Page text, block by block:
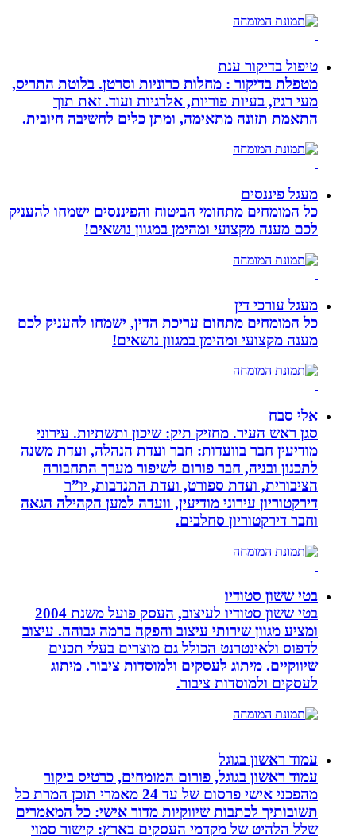
טיפול בדיקור ענת
מטפלת בדיקור : מחלות כרוניות וסרטן. בלוטת התריס,
מעי רגיז, בעיות פוריות, אלרגיות ועוד. זאת תוך
התאמת תזונה מתאימה, ומתן כלים לחשיבה חיובית.
מעגל פיננסים
כל המומחים מתחומי הביטוח והפיננסים ישמחו להעניק
לכם מענה מקצועי ומהימן במגוון נושאים!
מעגל עורכי דין
כל המומחים מתחום עריכת הדין, ישמחו להעניק לכם
מענה מקצועי ומהימן במגוון נושאים!
אלי סבח
סגן ראש העיר. מחזיק תיק: שיכון ותשתיות. עירוני
מודיעין חבר בוועדות: חבר ועדת הנהלה, ועדת משנה
לתכנון ובניה, חבר פורום לשיפור מערך התחבורה
הציבורית, ועדת ספורט, ועדת התנדבות, יו”ר
דירקטוריון עירוני מודיעין, וועדה למען הקהילה הגאה
וחבר דירקטוריון סחלבים.
בטי ששון סטודיו
בטי ששון סטודיו לעיצוב, העסק פועל משנת 2004
ומציע מגוון שירותי עיצוב והפקה ברמה גבוהה. עיצוב
לדפוס ולאינטרנט הכולל גם מוצרים בעלי תכנים
שיווקיים. מיתוג לעסקים ולמוסדות ציבור. מיתוג
לעסקים ולמוסדות ציבור.
עמוד ראשון בגוגל
עמוד ראשון בגוגל, פורום המומחים, כרטיס ביקור
מהפכני אישי פרסום של עד 24 מאמרי תוכן המרת כל
תשובותיך לכתבות שיווקיות מדור אישי: כל המאמרים
שלל הלהיט של מקדמי העסקים בארץ: קישור סמוי